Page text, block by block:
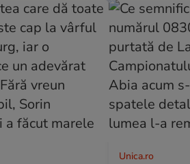
Unica.ro